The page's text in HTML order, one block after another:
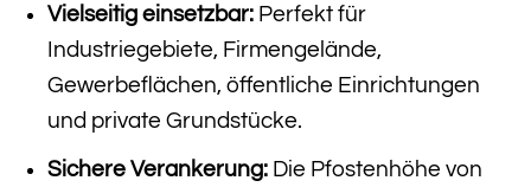
Vielseitig einsetzbar:Perfekt für
Industriegebiete, Firmengelände,
Gewerbeflächen, öffentliche Einrichtungen
und private Grundstücke.
Sichere Verankerung:Die Pfostenhöhe von